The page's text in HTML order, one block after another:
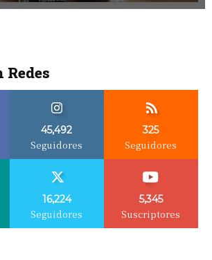
Redes
45,492
Seguidores
325
Seguidores
16,224
Seguidores
5,345
Suscriptores